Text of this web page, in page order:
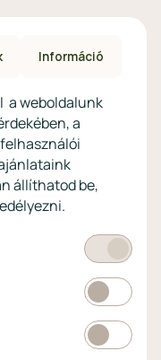
fel magát a
el a KiberPajzs
Információ
a weboldalunk
a
állíthatod be,
Kötelező
Statisztikai
Marketing